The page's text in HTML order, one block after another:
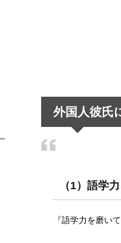
最
外国人彼氏
（1）語学
『語学力を磨い